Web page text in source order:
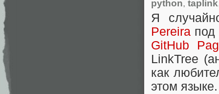
python, taplink
Я
Pereira под
GitHub
LinkTree
как
этом языке.